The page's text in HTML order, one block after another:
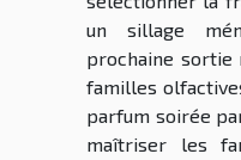
un sillage
prochaine sortie
familles
parfum soirée
maîtriser les